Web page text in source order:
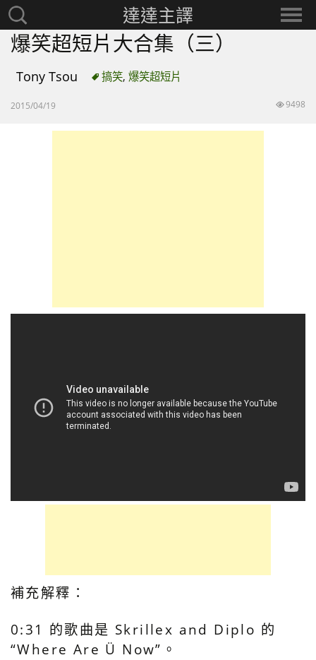
搜
尋：
達達主譯
選
爆笑超短片大合集（三）
Tony Tsou 搞笑,爆笑超短片
2015/04/19 9498
補充解釋：
0:31 的歌曲是 Skrillex and Diplo 的
“Where Are Ü Now”。